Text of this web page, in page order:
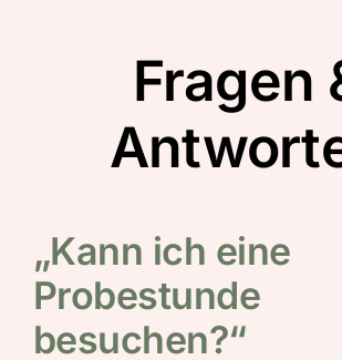
Fragen
„Kann ich eine
Probestunde
besuchen?“